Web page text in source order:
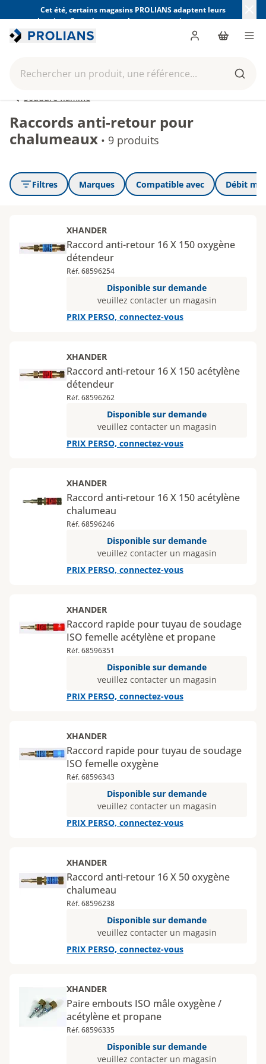
Cet été, certains magasins PROLIANS adaptent leurs
horaires. Consultez ceux de votre magasin avant votre
visite.
Rechercher un produit, une référence...
Panier
Soudure flamme
Raccords anti-retour pour
chalumeaux • 9 produits
Filtres Marques Compatible avec Débit
XHANDER
Raccord anti-retour 16 X 150 oxygène
détendeur
Réf. 68596254
Disponible sur demande
veuillez contacter un magasin
PRIX PERSO, connectez-vous
XHANDER
Raccord anti-retour 16 X 150 acétylène
détendeur
Réf. 68596262
Disponible sur demande
veuillez contacter un magasin
PRIX PERSO, connectez-vous
XHANDER
Raccord anti-retour 16 X 150 acétylène
chalumeau
Réf. 68596246
Disponible sur demande
veuillez contacter un magasin
PRIX PERSO, connectez-vous
XHANDER
Raccord rapide pour tuyau de soudage
ISO femelle acétylène et propane
Réf. 68596351
Disponible sur demande
veuillez contacter un magasin
PRIX PERSO, connectez-vous
XHANDER
Raccord rapide pour tuyau de soudage
ISO femelle oxygène
Réf. 68596343
Disponible sur demande
veuillez contacter un magasin
PRIX PERSO, connectez-vous
XHANDER
Raccord anti-retour 16 X 50 oxygène
chalumeau
Réf. 68596238
Disponible sur demande
veuillez contacter un magasin
PRIX PERSO, connectez-vous
XHANDER
Paire embouts ISO mâle oxygène /
acétylène et propane
Réf. 68596335
Disponible sur demande
veuillez contacter un magasin